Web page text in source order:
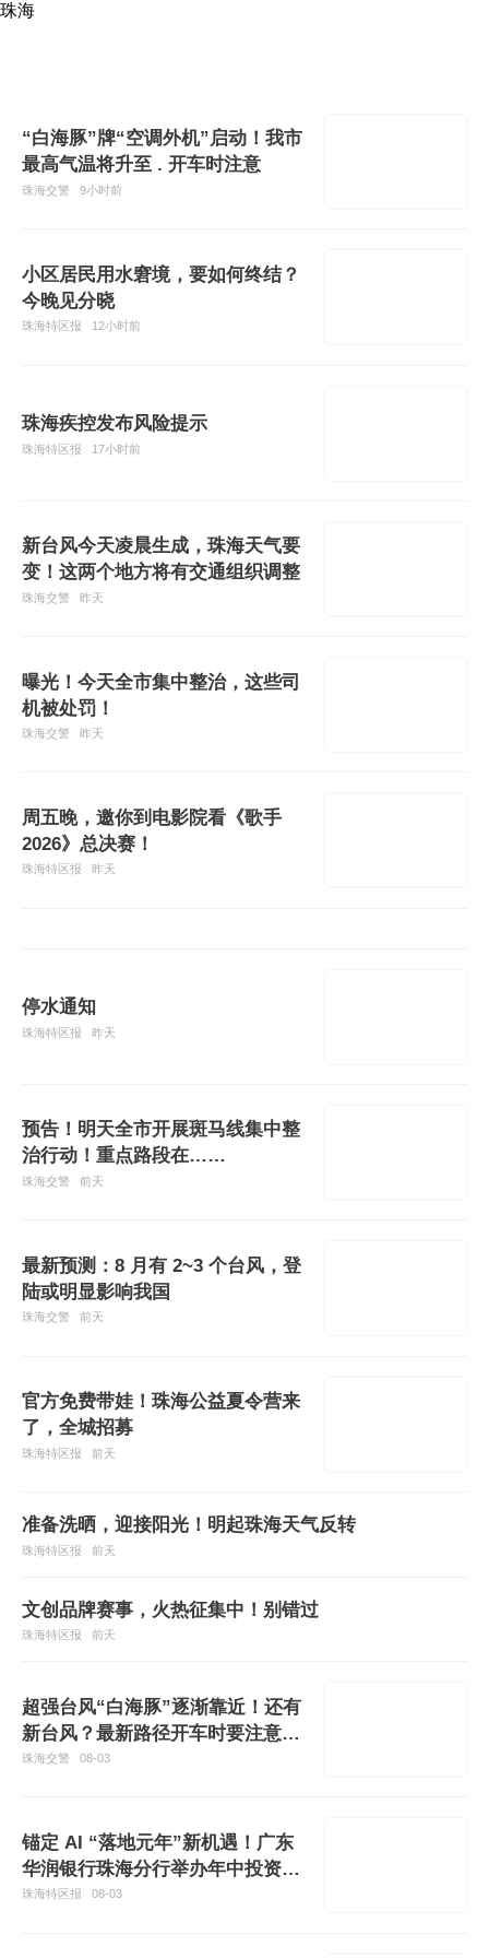
珠海
“白海豚”牌“空调外机”启动！我市
最高气温将升至 . 开车时注意
珠海交警 9小时前
小区居民用水窘境，要如何终结？
今晚见分晓
珠海特区报 12小时前
珠海疾控发布风险提示
珠海特区报 17小时前
新台风今天凌晨生成，珠海天气要
变！这两个地方将有交通组织调整
珠海交警 昨天
曝光！今天全市集中整治，这些司
机被处罚！
珠海交警 昨天
周五晚，邀你到电影院看《歌手
2026》总决赛！
珠海特区报 昨天
停水通知
珠海特区报 昨天
预告！明天全市开展斑马线集中整
治行动！重点路段在……
珠海交警 前天
最新预测：8 月有 2~3 个台风，登
陆或明显影响我国
珠海交警 前天
官方免费带娃！珠海公益夏令营来
了，全城招募
珠海特区报 前天
准备洗晒，迎接阳光！明起珠海天气反转
珠海特区报 前天
文创品牌赛事，火热征集中！别错过
珠海特区报 前天
超强台风“白海豚”逐渐靠近！还有
新台风？最新路径开车时要注意这
件事
珠海交警 08-03
锚定 AI “落地元年”新机遇！广东
华润银行珠海分行举办年中投资策
略会
珠海特区报 08-03